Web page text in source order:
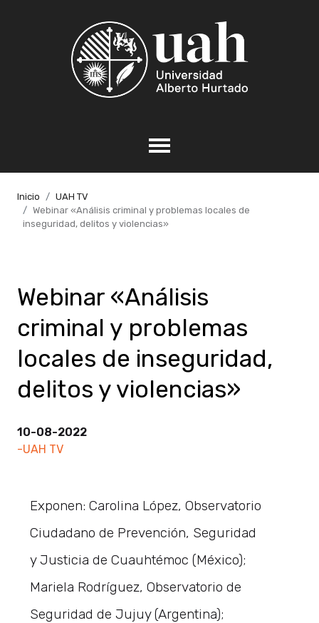
Inicio
UAH TV
Webinar «Análisis criminal y problemas locales de
inseguridad, delitos y violencias»
Webinar «Análisis
criminal y problemas
locales de inseguridad,
delitos y violencias»
10-08-2022
-UAH TV
Exponen: Carolina López, Observatorio
Ciudadano de Prevención, Seguridad
y Justicia de Cuauhtémoc (México);
Mariela Rodríguez, Observatorio de
Seguridad de Jujuy (Argentina);